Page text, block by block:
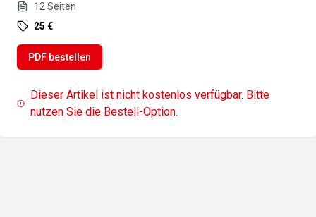
12 Seiten
25 €
PDF bestellen
Dieser Artikel ist nicht kostenlos verfügbar. Bitte
nutzen Sie die Bestell-Option.